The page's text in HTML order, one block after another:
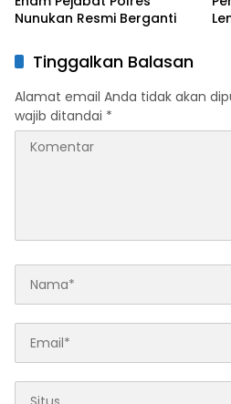
Nunukan Resmi Berganti
Tinggalkan Balasan
Alamat email Anda tidak akan
wajib ditandai *